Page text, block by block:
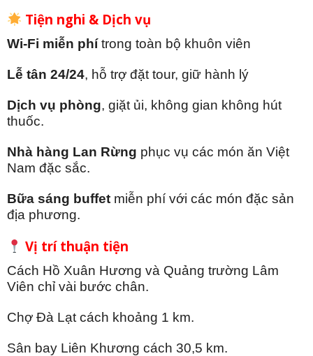
Tiện nghi & Dịch vụ
Wi-Fi miễn phítrong toàn bộ khuôn viên
Lễ tân 24/24, hỗ trợ đặt tour, giữ hành lý
Dịch vụ phòng, giặt ủi, không gian không hút
thuốc.
Nhà hàng Lan Rừng phục vụ các món ăn Việt
Nam đặc sắc.
Bữa sáng buffet miễn phí với các món đặc sản
địa phương.
Vị trí thuận tiện
Cách Hồ Xuân Hương và Quảng trường Lâm
Viên chỉ vài bước chân.
Chợ Đà Lạt cách khoảng 1 km.
Sân bay Liên Khương cách 30,5 km.